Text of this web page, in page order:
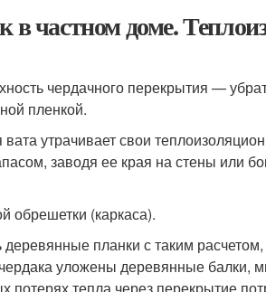
в частном доме.
чердачного перекрытия —
пленкой.
утрачивает свои
заводя ее края на стены или
(каркаса).
деревянные планки с таким
уложены деревянные балки,